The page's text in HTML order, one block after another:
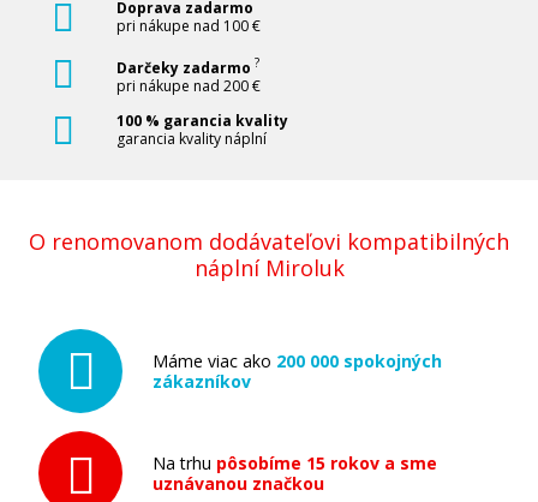
19,90 €
Pridať do košíka
Originální fotoválec
Doprava zadarmo
pri nákupe nad 100 €
Darčeky zadarmo ?
pri nákupe nad 200 €
100 % garancia kvality
garancia kvality náplní
O renomovanom dodávateľovi kompatibilných
náplní Miroluk
Máme viac ako 200 000 spokojných
zákazníkov
Na trhu pôsobíme 15 rokov a sme
uznávanou značkou